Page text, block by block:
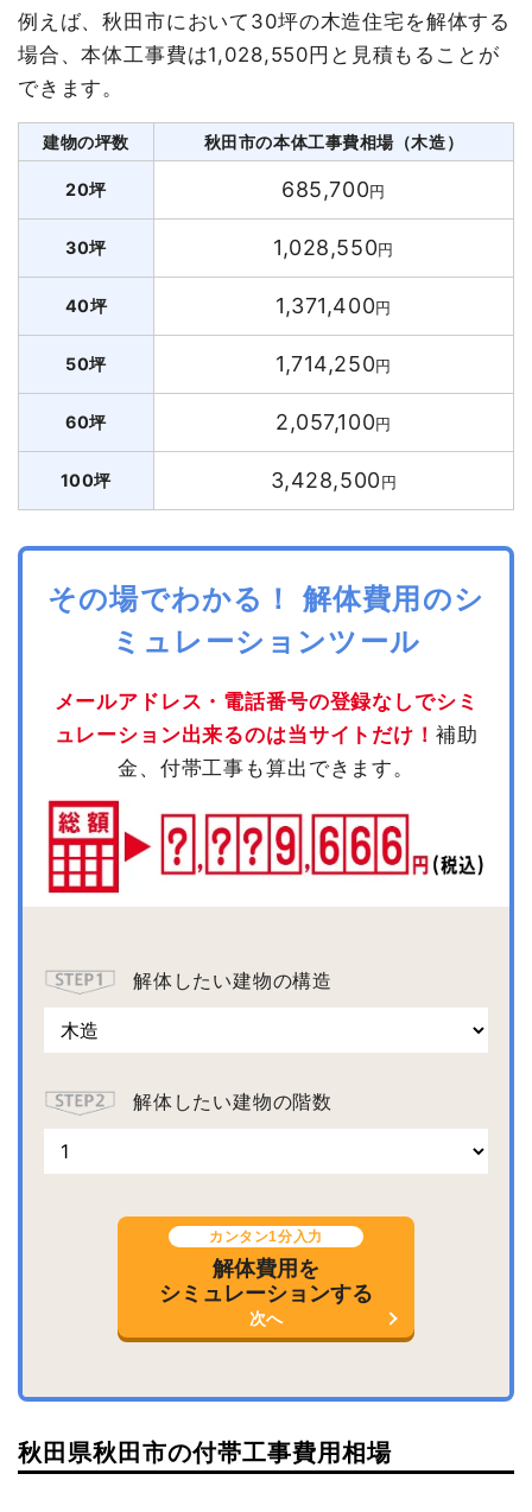
例えば、秋田市において30坪の木造住宅を解体する
場合、本体工事費は1,028,550円と見積もることが
できます。
建物の坪数 秋田市の本体工事費相場（木造）
20坪 685,700円
30坪 1,028,550円
40坪 1,371,400円
50坪 1,714,250円
60坪 2,057,100円
100坪 3,428,500円
その場でわかる！ 解体費用のシ
ミュレーションツール
メールアドレス・電話番号の登録なしでシミ
ュレーション出来るのは当サイトだけ！ 補助
金、付帯工事も算出できます。
解体したい建物の構造
解体したい建物の階数
カンタン1分入力
解体費用を
シミュレーションする
次へ
秋田県秋田市の付帯工事費用相場